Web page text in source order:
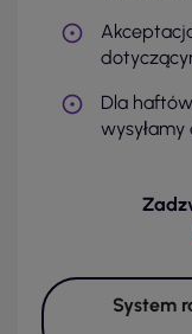
Dla
System